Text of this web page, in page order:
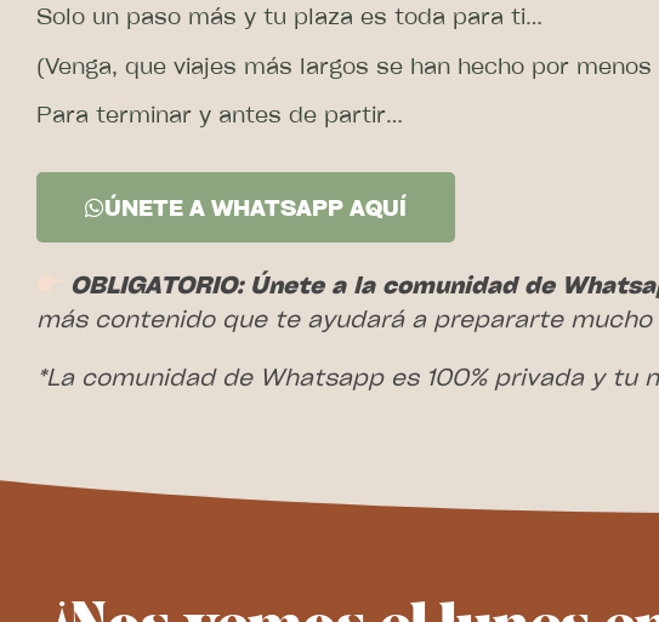
Solo un paso más y tu plaza es toda para ti…
(Venga, que viajes más largos se han hecho por menos
Para terminar y antes de partir…
ÚNETE A WHATSAPP AQUÍ
OBLIGATORIO: Únete a la comunidad de
más contenido que te ayudará a prepararte
*La comunidad de Whatsapp es 100% privada y